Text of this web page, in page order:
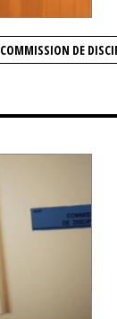
COMMISSION DE